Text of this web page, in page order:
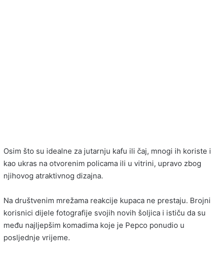
Osim što su idealne za jutarnju kafu ili čaj, mnogi ih koriste i
kao ukras na otvorenim policama ili u vitrini, upravo zbog
njihovog atraktivnog dizajna.
Na društvenim mrežama reakcije kupaca ne prestaju. Brojni
korisnici dijele fotografije svojih novih šoljica i ističu da su
među najljepšim komadima koje je Pepco ponudio u
posljednje vrijeme.